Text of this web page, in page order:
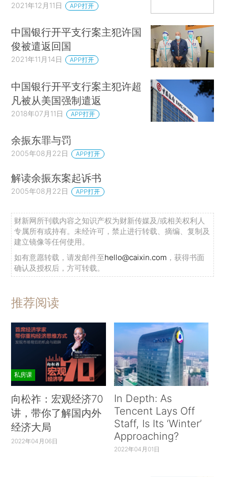
2021年12月11日 APP打开
中国银行开平支行案主犯许国
俊被遣返回国
2021年11月14日 APP打开
中国银行开平支行案主犯许超
凡被从美国强制遣返
2018年07月11日 APP打开
余振东罪与罚
2005年08月22日 APP打开
解读余振东案起诉书
2005年08月22日 APP打开
财新网所刊载内容之知识产权为财新传媒及/或相关权利人
专属所有或持有。未经许可，禁止进行转载、摘编、复制及
建立镜像等任何使用。
如有意愿转载，请发邮件至hello@caixin.com ，获得书面
确认及授权后，方可转载。
推荐阅读
私房课
向松祚：宏观经济70
讲，带你了解国内外
经济大局
2022年04月06日
In Depth: As
Tencent Lays Off
Staff, Is Its ‘Winter’
Approaching?
2022年04月01日